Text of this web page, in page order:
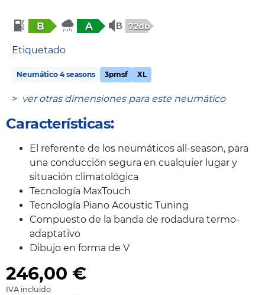
B A 72db
Etiquetado
Neumático 4 seasons 3pmsf XL
> ver otras dimensiones para este neumático
Características:
El referente de los neumáticos all-season, para
una conducción segura en cualquier lugar y
situación climatológica
Tecnología MaxTouch
Tecnología Piano Acoustic Tuning
Compuesto de la banda de rodadura termo-
adaptativo
Dibujo en forma de V
246,00 €
IVA incluido